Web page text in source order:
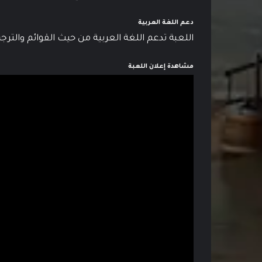
دعم اللغة العربية
اللعبة تدعم اللغة العربية من حيث القوائم
مشاهدة إعلان اللعبة